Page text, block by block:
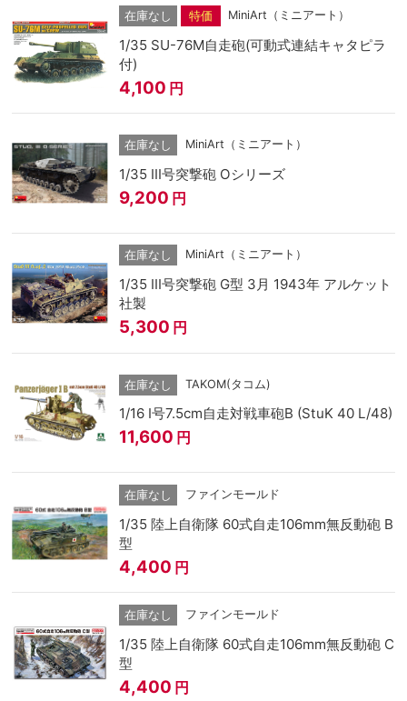
在庫なし 特価 MiniArt（ミニアート）
1/35 SU-76M自走砲(可動式連結キャタピラ
付)
4,100 円
在庫なし MiniArt（ミニアート）
1/35 III号突撃砲 Oシリーズ
9,200 円
在庫なし MiniArt（ミニアート）
1/35 III号突撃砲 G型 3月 1943年 アルケット
社製
5,300 円
在庫なし TAKOM(タコム)
1/16 Ⅰ号7.5cm自走対戦車砲B (StuK 40 L/48)
11,600 円
在庫なし ファインモールド
1/35 陸上自衛隊 60式自走106mm無反動砲 B
型
4,400 円
在庫なし ファインモールド
1/35 陸上自衛隊 60式自走106mm無反動砲 C
型
4,400 円